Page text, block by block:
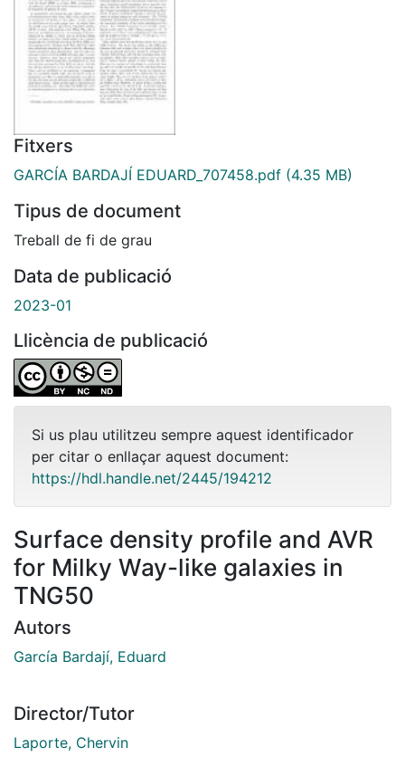
Fitxers
GARCÍA BARDAJÍ EDUARD_707458.pdf (4.35 MB)
Tipus de document
Treball de fi de grau
Data de publicació
2023-01
Llicència de publicació
Si us plau utilitzeu sempre aquest identificador
per citar o enllaçar aquest document:
https://hdl.handle.net/2445/194212
Surface density profile and AVR
for Milky Way-like galaxies in
TNG50
Autors
García Bardají, Eduard
Director/Tutor
Laporte, Chervin